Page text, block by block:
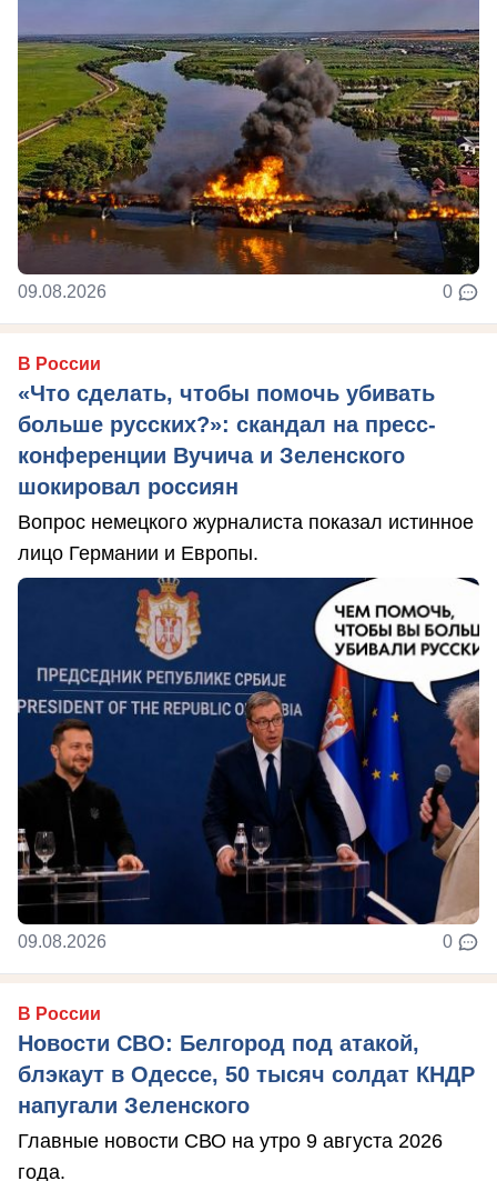
09.08.2026 0
В России
«Что сделать, чтобы помочь убивать
больше русских?»: скандал на пресс-
конференции Вучича и Зеленского
шокировал россиян
Вопрос немецкого журналиста показал истинное
лицо Германии и Европы.
09.08.2026 0
В России
Новости СВО: Белгород под атакой,
блэкаут в Одессе, 50 тысяч солдат КНДР
напугали Зеленского
Главные новости СВО на утро 9 августа 2026
года.